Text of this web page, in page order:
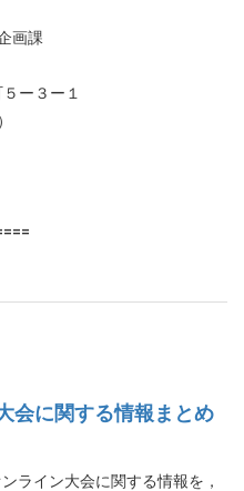
画課
ー３ー１
会に関する情報まとめ
ライン大会に関する情報を，